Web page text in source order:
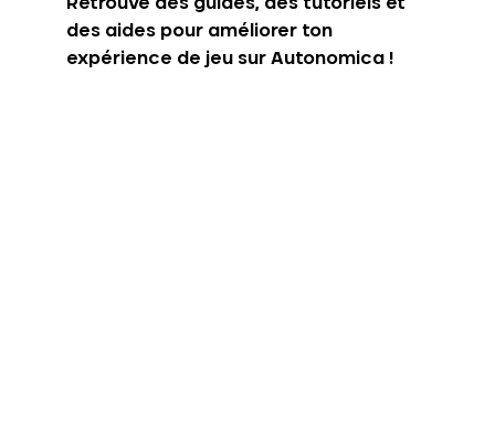
des aides pour améliorer ton
expérience de jeu sur Autonomica !